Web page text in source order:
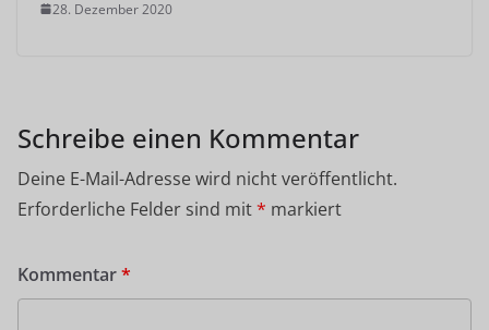
28. Dezember 2020
Schreibe einen Kommentar
Deine E-Mail-Adresse wird nicht veröffentlicht.
Erforderliche Felder sind mit* markiert
Kommentar*